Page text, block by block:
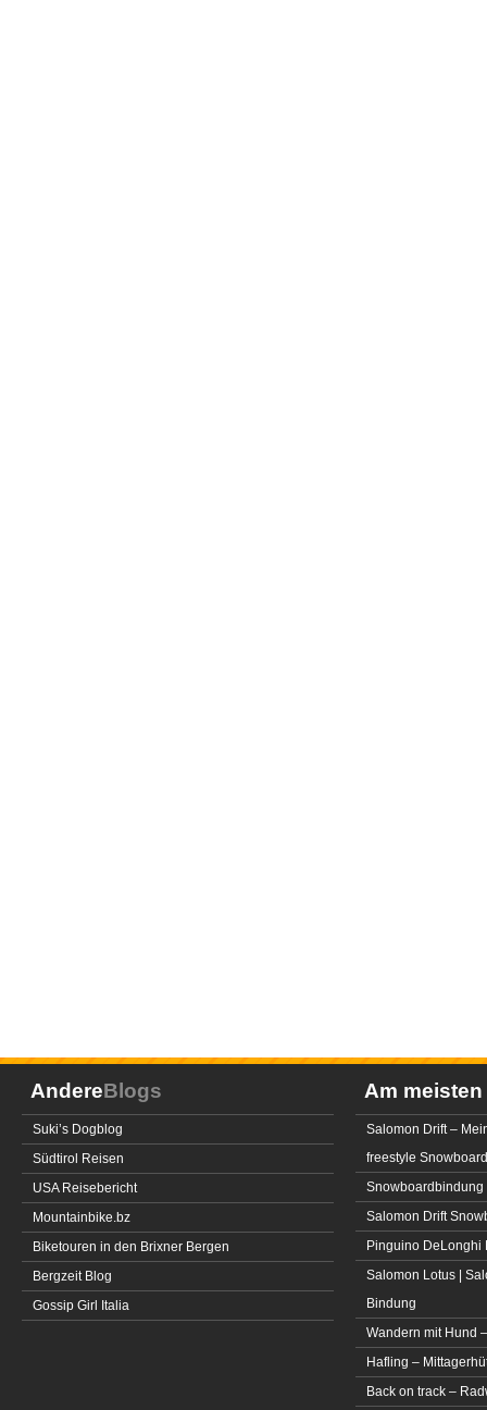
AndereBlogs
Suki’s Dogblog
Südtirol Reisen
USA Reisebericht
Mountainbike.bz
Biketouren in den Brixner Bergen
Bergzeit Blog
Gossip Girl Italia
Am meisten
Salomon Drift –
freestyle Snowboard
Snowboardbindung
Salomon Drift
Pinguino DeLonghi
Salomon Lotus |
Bindung
Wandern mit Hund
Hafling –
Back on track –